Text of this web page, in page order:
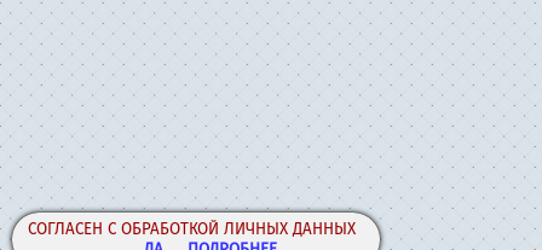
СОГЛАСЕН С ОБРАБОТКОЙ ЛИЧНЫХ ДАННЫХ